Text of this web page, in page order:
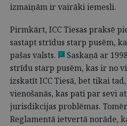
izmaiņām ir vairāki iemesli.
Pirmkārt, ICC Tiesas praksē
sastapt strīdus starp pusēm,
pašas valsts.
5
Saskaņā ar
strīdu starp pusēm, kas ir no
izskatīt ICC Tiesā, bet tikai
vienošanās, kas pati par sevi
jurisdikcijas problēmas.
Reglamentā ietvertā norāde,